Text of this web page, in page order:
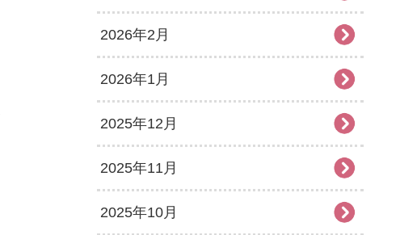
2026年2月
2026年1月
2025年12月
2025年11月
2025年10月